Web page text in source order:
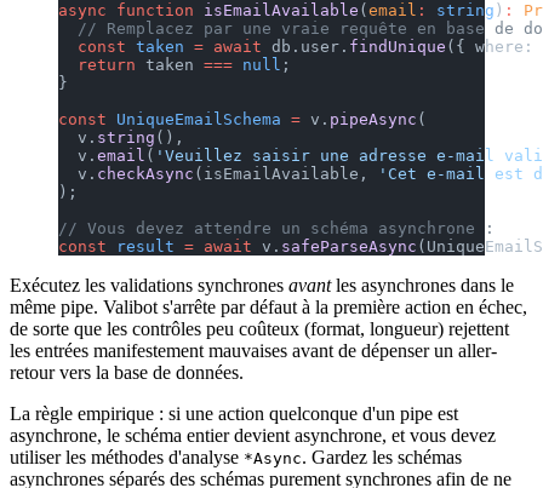
async function isEmailAvailable ( email : string ) :
// Remplacez par une vraie requête en base de
  const
taken = await db.user. findUnique ({
  return
taken === null ;
}
const UniqueEmailSchema = v. pipeAsync (
  v.
string (),
  v.
email ( 'Veuillez saisir une adresse e-mail
  v.
checkAsync (isEmailAvailable,
'Cet e-mail est
);
// Vous devez attendre un schéma asynchrone :
const result = await v. safeParseAsync
Exécutez les validations synchrones avantles asynchrones dans le
même pipe. Valibot s'arrête par défaut à la première action en échec,
de sorte que les contrôles peu coûteux (format, longueur) rejettent
les entrées manifestement mauvaises avant de dépenser un aller-
retour vers la base de données.
La règle empirique : si une action quelconque d'un pipe est
asynchrone, le schéma entier devient asynchrone, et vous devez
utiliser les méthodes d'analyse *Async. Gardez les schémas
asynchrones séparés des schémas purement synchrones afin de ne